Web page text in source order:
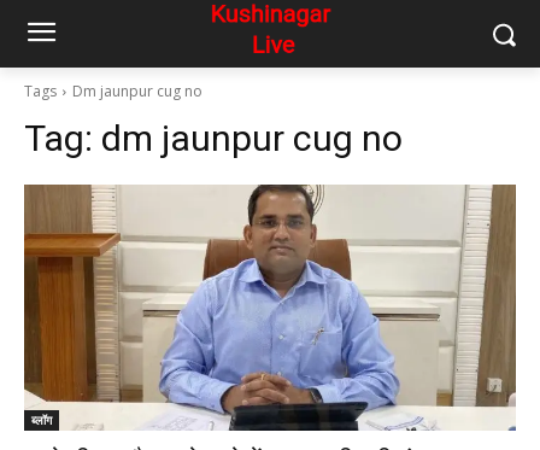
Tags Dm jaunpur cug no
Tag: dm jaunpur cug no
ब्लॉग